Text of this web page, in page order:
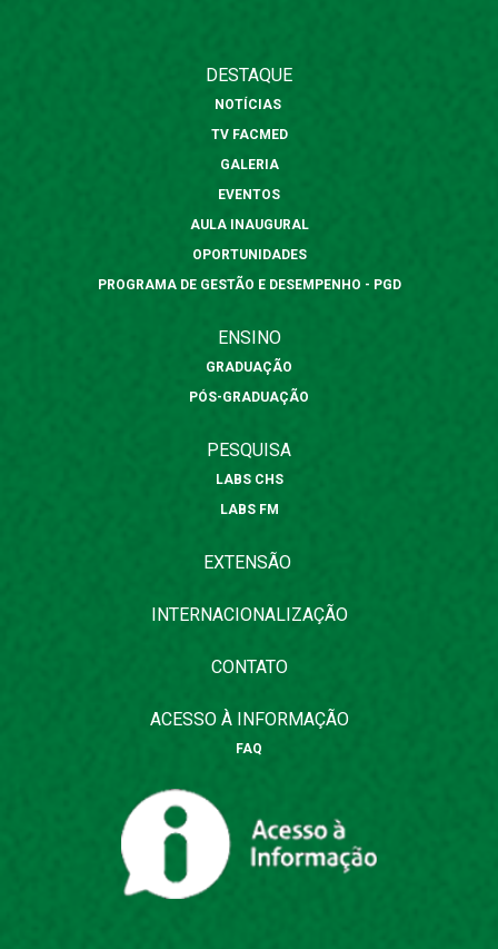
DESTAQUE
NOTÍCIAS
TV FACMED
GALERIA
EVENTOS
AULA INAUGURAL
OPORTUNIDADES
PROGRAMA DE GESTÃO E DESEMPENHO - PGD
ENSINO
GRADUAÇÃO
PÓS-GRADUAÇÃO
PESQUISA
LABS CHS
LABS FM
EXTENSÃO
INTERNACIONALIZAÇÃO
CONTATO
ACESSO À INFORMAÇÃO
FAQ